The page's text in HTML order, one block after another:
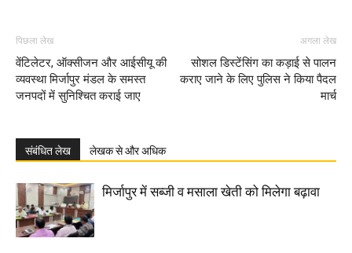
पिछला लेख
वेंटिलेटर, ऑक्सीजन और आईसीयू की
व्यवस्था मिर्जापुर मंडल के समस्त
जनपदों में सुनिश्चित कराई जाए
अगला लेख
सोशल डिस्टेंसिंग का कड़ाई से पालन
कराए जाने के लिए पुलिस ने किया पैदल
मार्च
संबंधित लेख लेखक से और अधिक
मिर्जापुर में सब्जी व मसाला खेती को मिलेगा बढ़ावा